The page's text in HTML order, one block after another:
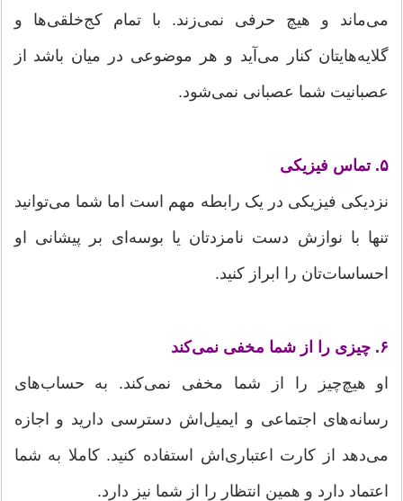
می‌ماند و هیچ حرفی نمی‌زند. با تمام کج‌خلقی‌ها و
گلایه‌هایتان کنار می‌آید و هر موضوعی در میان باشد از
عصبانیت شما عصبانی نمی‌شود.
۵. تماس فیزیکی
نزدیکی فیزیکی در یک رابطه مهم است اما شما می‌توانید
تنها با نوازش دست نامزدتان یا بوسه‌ای بر پیشانی او
احساسات‌تان را ابراز کنید.
۶. چیزی را از شما مخفی نمی‌کند
او هیچ‌چیز را از شما مخفی نمی‌کند. به حساب‌های
رسانه‌های اجتماعی و ایمیل‌اش دسترسی دارید و اجازه
می‌دهد از کارت اعتباری‌اش استفاده کنید. کاملا به شما
اعتماد دارد و همین انتظار را از شما نیز دارد.